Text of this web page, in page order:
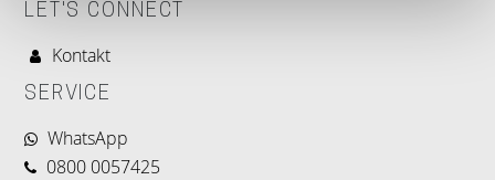
LET'S CONNECT
Kontakt
SERVICE
WhatsApp
0800 0057425